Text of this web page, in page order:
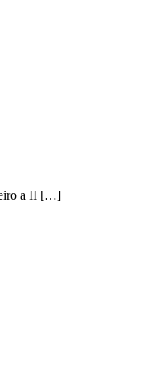
a II […]